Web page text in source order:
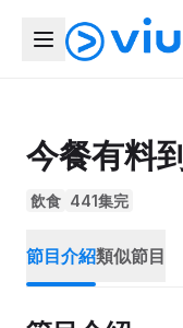
今餐有料到
飲食 441集完
節目介紹類似節目